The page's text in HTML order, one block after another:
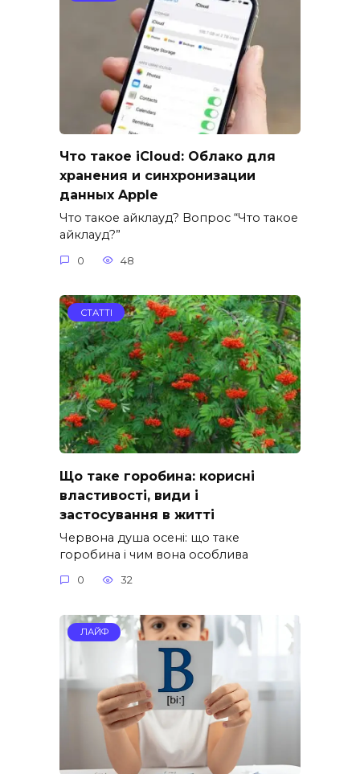
Что такое iCloud: Облако для
хранения и синхронизации
данных Apple
Что такое айклауд? Вопрос “Что такое
айклауд?”
0 48
СТАТТІ
Що таке горобина: корисні
властивості, види і
застосування в житті
Червона душа осені: що таке
горобина і чим вона особлива
0 32
ЛАЙФ